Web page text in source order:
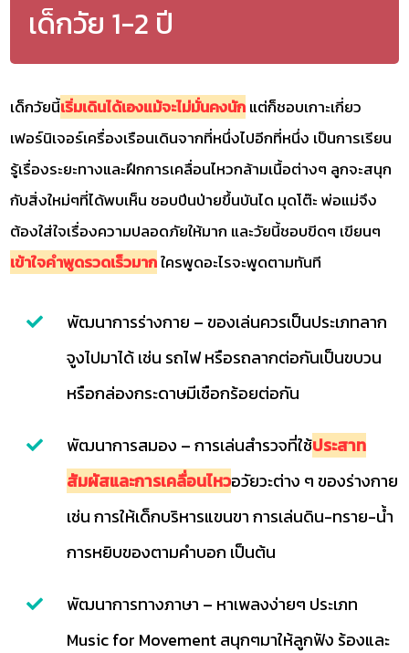
เด็กวัย 1-2 ปี
เด็กวัยนี้เริ่มเดินได้เองแม้จะไม่มั่นคงนักแต่ก็ชอบเกาะเกี่ยว
เฟอร์นิเจอร์เครื่องเรือนเดินจากที่หนึ่งไปอีกที่หนึ่ง เป็นการเรียน
รู้เรื่องระยะทางและฝึกการเคลื่อนไหวกล้ามเนื้อต่างๆ ลูกจะสนุก
กับสิ่งใหม่ๆที่ได้พบเห็น ชอบปีนป่ายขึ้นบันได มุดโต๊ะ พ่อแม่จึง
ต้องใส่ใจเรื่องความปลอดภัยให้มาก และวัยนี้ชอบขีดๆ เขียนๆ
เข้าใจคำพูดรวดเร็วมากใครพูดอะไรจะพูดตามทันที
พัฒนาการร่างกาย – ของเล่นควรเป็นประเภทลาก
จูงไปมาได้ เช่น รถไฟ หรือรถลากต่อกันเป็นขบวน
หรือกล่องกระดาษมีเชือกร้อยต่อกัน
พัฒนาการสมอง – การเล่นสำรวจที่ใช้ประสาท
สัมผัสและการเคลื่อนไหวอวัยวะต่าง ๆ ของร่างกาย
เช่น การให้เด็กบริหารแขนขา การเล่นดิน-ทราย-น้ำ
การหยิบของตามคำบอก เป็นต้น
พัฒนาการทางภาษา – หาเพลงง่ายๆ ประเภท
Music for Movement สนุกๆมาให้ลูกฟัง ร้องและ